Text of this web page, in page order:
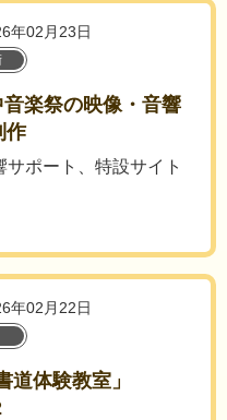
年02月23日
楽祭の映像・音響
作
ポート、特設サイト
年02月22日
道体験教室」